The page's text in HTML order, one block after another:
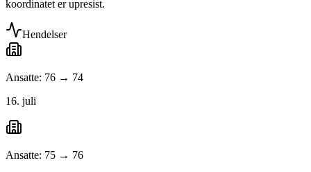
koordinatet er upresist.
Hendelser
Ansatte: 76 → 74
16. juli
Ansatte: 75 → 76